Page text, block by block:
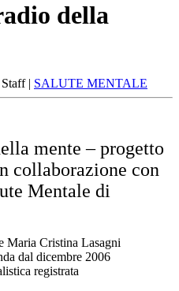
della
Staff | SALUTE MENTALE
mente – progetto
collaborazione con
Mentale di
Maria Cristina Lasagni
dal dicembre 2006
registrata